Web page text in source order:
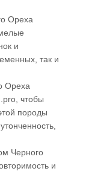
Ореха
и
так и
Ореха
чтобы
породы
Черного
и